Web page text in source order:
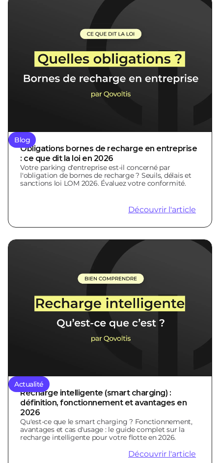
Blog
Obligations bornes de recharge en entreprise
: ce que dit la loi en 2026
Votre parking d'entreprise est-il concerné par
l'obligation de bornes de recharge ? Seuils, délais et
sanctions loi LOM 2026. Évaluez votre conformité.
Découvrir l'article
Actualité
Recharge intelligente (smart charging) :
définition, fonctionnement et avantages en
2026
Qu'est-ce que le smart charging ? Fonctionnement,
avantages et cas d'usage : le guide complet sur la
recharge intelligente pour votre flotte en 2026.
Découvrir l'article